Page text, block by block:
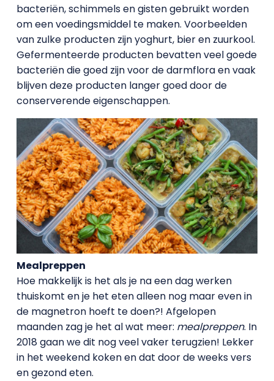
bacteriën, schimmels en gisten gebruikt worden
om een voedingsmiddel te maken. Voorbeelden
van zulke producten zijn yoghurt, bier en zuurkool.
Gefermenteerde producten bevatten veel goede
bacteriën die goed zijn voor de darmflora en vaak
blijven deze producten langer goed door de
conserverende eigenschappen.
Mealpreppen
Hoe makkelijk is het als je na een dag werken
thuiskomt en je het eten alleen nog maar even in
de magnetron hoeft te doen?! Afgelopen
maanden zag je het al wat meer: mealpreppen. In
2018 gaan we dit nog veel vaker terugzien! Lekker
in het weekend koken en dat door de weeks vers
en gezond eten.